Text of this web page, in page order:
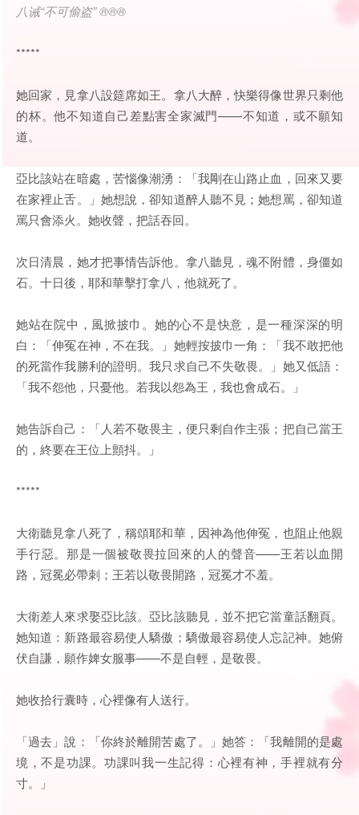
八诫“不可偷盗” ®®®
*****
她回家，見拿八設筵席如王。拿八大醉，快樂得像世界只剩他
的杯。他不知道自己差點害全家滅門——不知道，或不願知
道。
亞比該站在暗處，苦惱像潮湧：「我剛在山路止血，回來又要
在家裡止舌。」她想說，卻知道醉人聽不見；她想罵，卻知道
罵只會添火。她收聲，把話吞回。
次日清晨，她才把事情告訴他。拿八聽見，魂不附體，身僵如
石。十日後，耶和華擊打拿八，他就死了。
她站在院中，風掀披巾。她的心不是快意，是一種深深的明
白：「伸冤在神，不在我。」她輕按披巾一角：「我不敢把他
的死當作我勝利的證明。我只求自己不失敬畏。」她又低語：
「我不怨他，只憂他。若我以怨為王，我也會成石。」
她告訴自己：「人若不敬畏主，便只剩自作主張；把自己當王
的，終要在王位上顫抖。」
*****
大衛聽見拿八死了，稱頌耶和華，因神為他伸冤，也阻止他親
手行惡。那是一個被敬畏拉回來的人的聲音——王若以血開
路，冠冕必帶刺；王若以敬畏開路，冠冕才不羞。
大衛差人來求娶亞比該。亞比該聽見，並不把它當童話翻頁。
她知道：新路最容易使人驕傲；驕傲最容易使人忘記神。她俯
伏自謙，願作婢女服事——不是自輕，是敬畏。
她收拾行囊時，心裡像有人送行。
「過去」說：「你終於離開苦處了。」她答：「我離開的是處
境，不是功課。功課叫我一生記得：心裡有神，手裡就有分
寸。」